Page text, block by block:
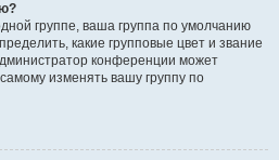
группе, ваша группа по умолчанию
какие групповые цвет и звание
конференции может
изменять вашу группу по